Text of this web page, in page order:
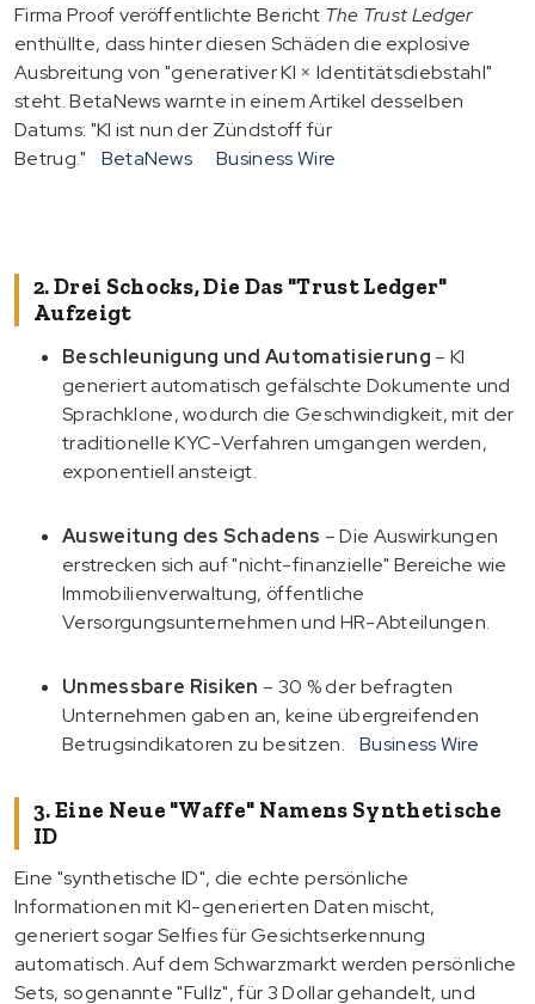
Firma Proof veröffentlichte Bericht The Trust Ledger
enthüllte, dass hinter diesen Schäden die explosive
Ausbreitung von "generativer KI × Identitätsdiebstahl"
steht. BetaNews warnte in einem Artikel desselben
Datums: "KI ist nun der Zündstoff für
Betrug."
BetaNews Business Wire
2. Drei Schocks, Die Das "Trust Ledger"
Aufzeigt
Beschleunigung und Automatisierung – KI
generiert automatisch gefälschte Dokumente und
Sprachklone, wodurch die Geschwindigkeit, mit der
traditionelle KYC-Verfahren umgangen werden,
exponentiell ansteigt.
Ausweitung des Schadens – Die Auswirkungen
erstrecken sich auf "nicht-finanzielle" Bereiche wie
Immobilienverwaltung, öffentliche
Versorgungsunternehmen und HR-Abteilungen.
Unmessbare Risiken – 30 % der befragten
Unternehmen gaben an, keine übergreifenden
Betrugsindikatoren zu besitzen.
Business Wire
3. Eine Neue "Waffe" Namens Synthetische
ID
Eine "synthetische ID", die echte persönliche
Informationen mit KI-generierten Daten mischt,
generiert sogar Selfies für Gesichtserkennung
automatisch. Auf dem Schwarzmarkt werden persönliche
Sets, sogenannte "Fullz", für 3 Dollar gehandelt, und